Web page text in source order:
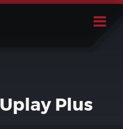
Uplay Plus